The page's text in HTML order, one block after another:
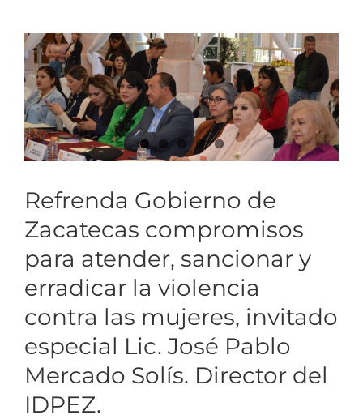
invitado especial Lic. José
Pablo Mercado Solís.
Director del IDPEZ.
Refrenda Gobierno de
Zacatecas compromisos
para atender, sancionar y
erradicar la violencia
contra las mujeres, invitado
especial Lic. José Pablo
Mercado Solís. Director del
IDPEZ.